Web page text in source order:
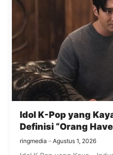
Idol K-Pop yang
Definisi “Orang
ringmedia Agustus 1, 2026